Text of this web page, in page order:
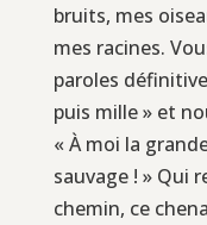
bruits, mes
mes racines.
paroles
puis mille » et
« À moi la
sauvage ! » Qui
chemin, ce